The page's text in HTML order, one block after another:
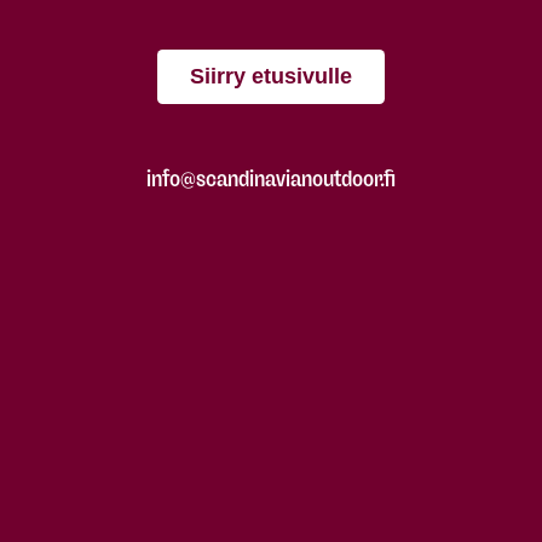
Siirry etusivulle
info@scandinavianoutdoor.fi